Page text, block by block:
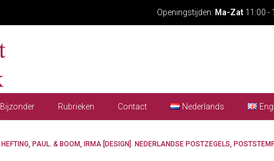
Openingstijden: Ma-Zat 11:00 -
Bijzonder Rubrieken Contact Nederlands
HEFTING, PAUL. & BOOM, IRMA [DESIGN]. NEDERLANDSE POSTZEGELS,